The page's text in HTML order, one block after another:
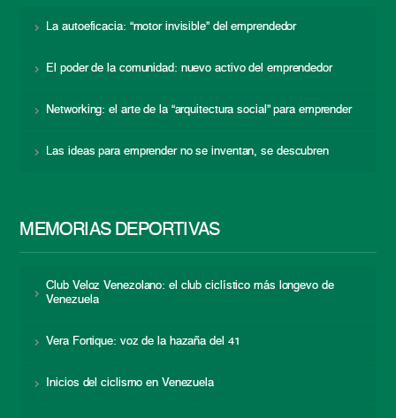
La autoeficacia: “motor invisible” del emprendedor
El poder de la comunidad: nuevo activo del emprendedor
Networking: el arte de la “arquitectura social” para emprender
Las ideas para emprender no se inventan, se descubren
MEMORIAS DEPORTIVAS
Club Veloz Venezolano: el club ciclístico más longevo de
Venezuela
Vera Fortique: voz de la hazaña del 41
Inicios del ciclismo en Venezuela